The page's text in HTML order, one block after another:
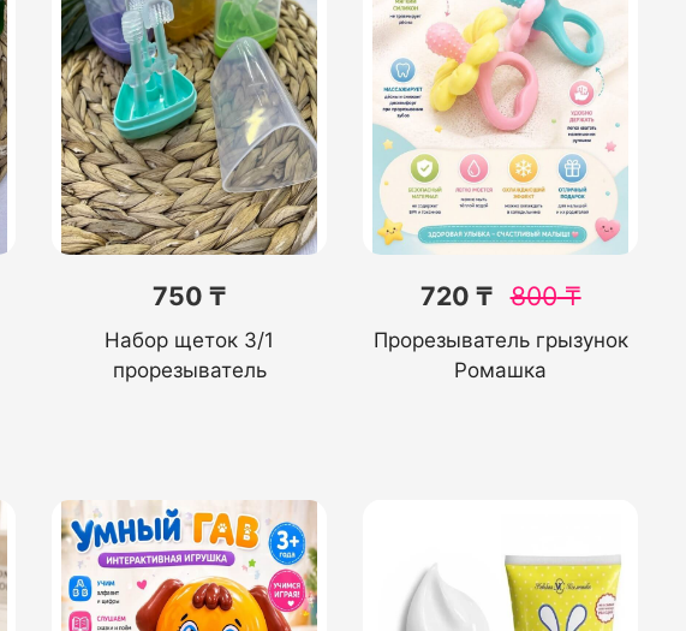
750 ₸
Набор щеток 3/1
прорезыватель
720 ₸ 800₸
Прорезыватель грызунок
Ромашка